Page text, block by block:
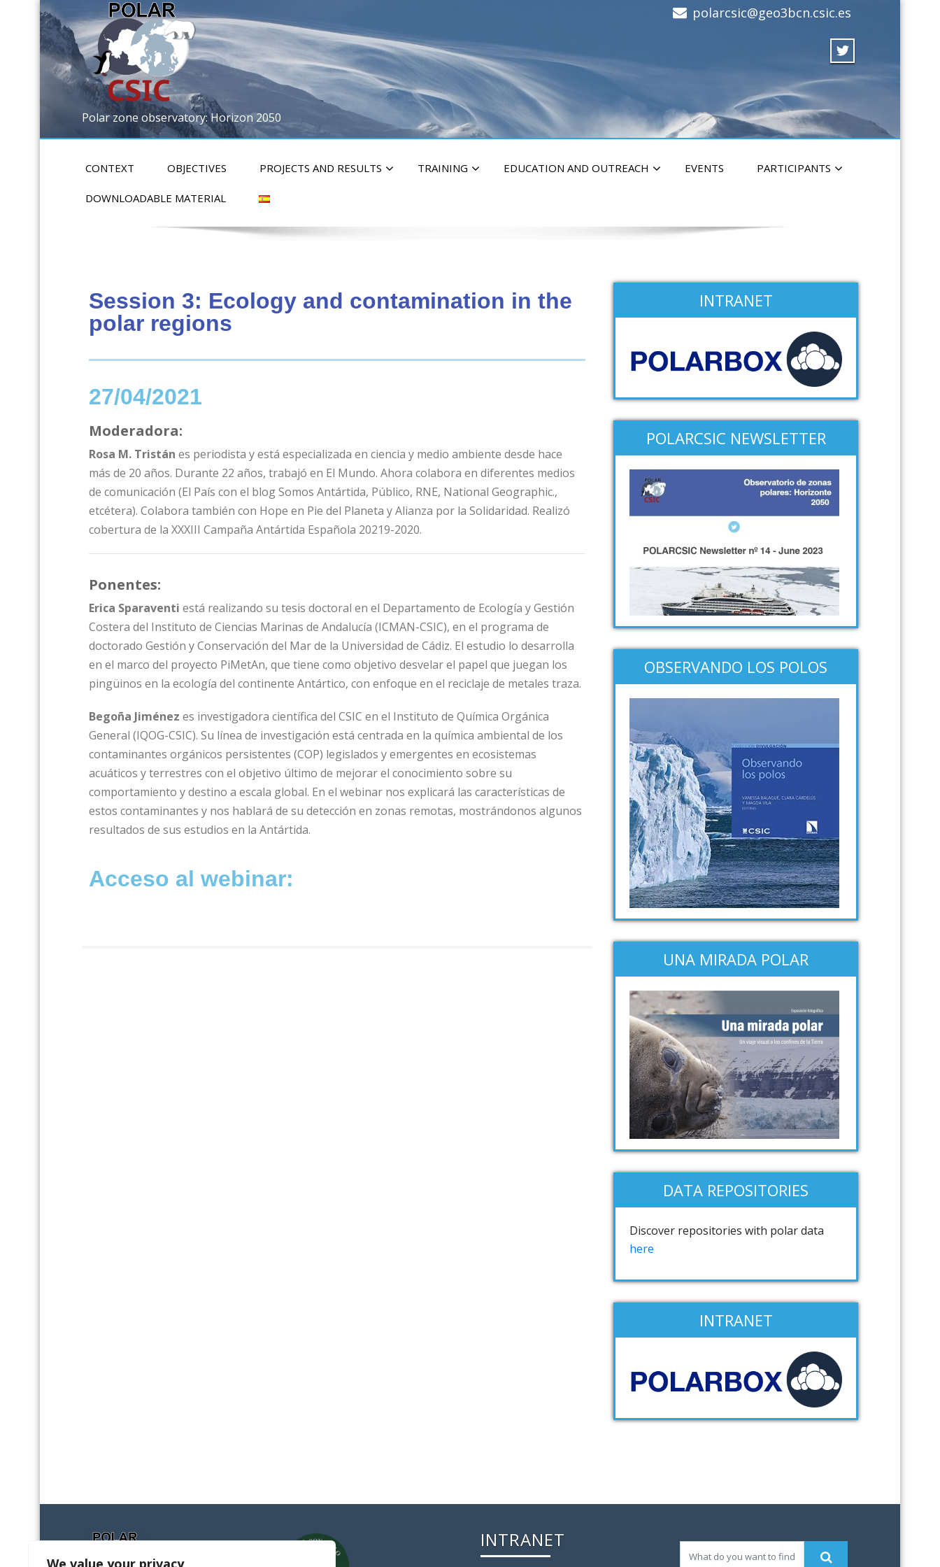
We value your privacy
Polar zone observatory: Horizon 2050
polarcsic@geo3bcn.csic.es
CONTEXT OBJECTIVES PROJECTS AND RESULTS TRAINING EDUCATION AND OUTREACH EVENTS PARTICIPANTS
DOWNLOADABLE MATERIAL
Session 3: Ecology and contamination in the
polar regions
27/04/2021
Moderadora:
Rosa M. Tristán es periodista y está especializada en ciencia y medio ambiente desde hace
más de 20 años. Durante 22 años, trabajó en El Mundo. Ahora colabora en diferentes medios
de comunicación (El País con el blog Somos Antártida, Público, RNE, National Geographic.,
etcétera). Colabora también con Hope en Pie del Planeta y Alianza por la Solidaridad. Realizó
cobertura de la XXXIII Campaña Antártida Española 20219-2020.
Ponentes:
Erica Sparaventi está realizando su tesis doctoral en el Departamento de Ecología y Gestión
Costera del Instituto de Ciencias Marinas de Andalucía (ICMAN-CSIC), en el programa de
doctorado Gestión y Conservación del Mar de la Universidad de Cádiz. El estudio lo desarrolla
en el marco del proyecto PiMetAn, que tiene como objetivo desvelar el papel que juegan los
pingüinos en la ecología del continente Antártico, con enfoque en el reciclaje de metales traza.
Begoña Jiménez es investigadora científica del CSIC en el Instituto de Química Orgánica
General (IQOG-CSIC). Su línea de investigación está centrada en la química ambiental de los
contaminantes orgánicos persistentes (COP) legislados y emergentes en ecosistemas
acuáticos y terrestres con el objetivo último de mejorar el conocimiento sobre su
comportamiento y destino a escala global. En el webinar nos explicará las características de
estos contaminantes y nos hablará de su detección en zonas remotas, mostrándonos algunos
resultados de sus estudios en la Antártida.
Acceso al webinar:
INTRANET
POLARCSIC NEWSLETTER
OBSERVANDO LOS POLOS
UNA MIRADA POLAR
DATA REPOSITORIES
Discover repositories with polar data
here
INTRANET
INTRANET